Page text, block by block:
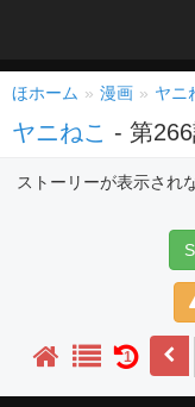
ほホーム 漫画 ヤニ
ヤニねこ - 第
ストーリーが表示され
1